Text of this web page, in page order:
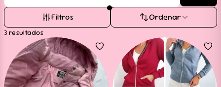
Filtros Ordenar
3 resultados